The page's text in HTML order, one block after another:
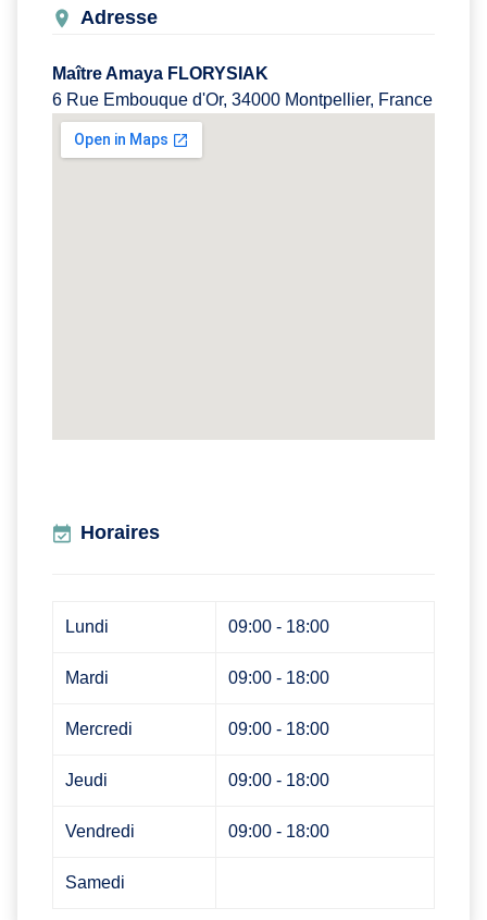
Adresse
Maître Amaya FLORYSIAK
6 Rue Embouque d'Or, 34000 Montpellier, France
Horaires
Lundi 09:00 - 18:00
Mardi 09:00 - 18:00
Mercredi 09:00 - 18:00
Jeudi 09:00 - 18:00
Vendredi 09:00 - 18:00
Samedi